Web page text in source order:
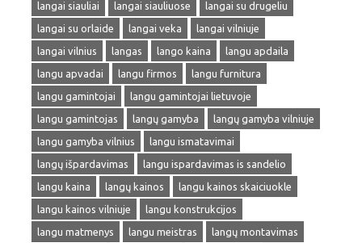
langai siauliai
langai siauliuose
langai su drugeliu
langai su orlaide
langai veka
langai vilniuje
langai vilnius
langas lango kaina
langu apdaila
langu apvadai
langu firmos
langu furnitura
langu gamintojai
langu gamintojai lietuvoje
langu gamintojas
langų gamyba
langų gamyba vilniuje
langu gamyba vilnius
langu ismatavimai
langų išpardavimas
langu ispardavimas is sandelio
langu kaina
langų kainos
langu kainos skaiciuokle
langu kainos vilniuje
langu konstrukcijos
langu matmenys
langu meistras
langų montavimas